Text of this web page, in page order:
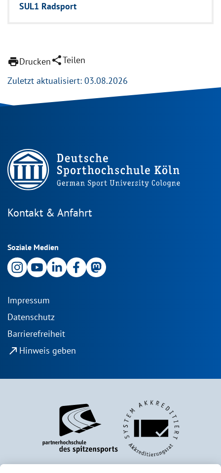
SUL1 Radsport
printDruckenshareTeilen
Zuletzt aktualisiert: 03.08.2026
Kontakt & Anfahrt
Soziale Medien
Impressum
Datenschutz
Barrierefreiheit
north_east Hinweis geben